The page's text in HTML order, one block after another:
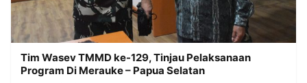
Tim Wasev TMMD ke-129, Tinjau Pelaksanaan
Program Di Merauke – Papua Selatan